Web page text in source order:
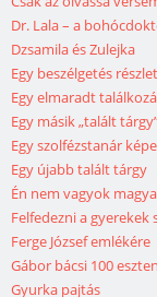
Dr. Lala – a
Dzsamila és Zulejka
Egy beszélgetés
Egy elmaradt
Egy másik „talált
Egy szolfézstanár
Egy újabb talált tárgy
Én nem vagyok
Felfedezni a gyerekek
Ferge József emlékére
Gábor bácsi 100
Gyurka pajtás